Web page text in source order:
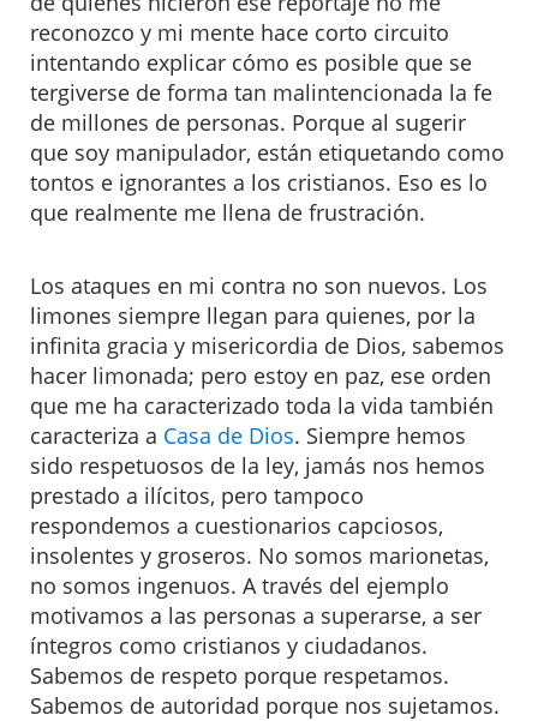
reconozco y mi mente hace corto circuito
intentando explicar cómo es posible que se
tergiverse de forma tan malintencionada la fe
de millones de personas. Porque al sugerir
que soy manipulador, están etiquetando como
tontos e ignorantes a los cristianos. Eso es lo
que realmente me llena de frustración.
Los ataques en mi contra no son nuevos. Los
limones siempre llegan para quienes, por la
infinita gracia y misericordia de Dios, sabemos
hacer limonada; pero estoy en paz, ese orden
que me ha caracterizado toda la vida también
caracteriza a Casa de Dios. Siempre hemos
sido respetuosos de la ley, jamás nos hemos
prestado a ilícitos, pero tampoco
respondemos a cuestionarios capciosos,
insolentes y groseros. No somos marionetas,
no somos ingenuos. A través del ejemplo
motivamos a las personas a superarse, a ser
íntegros como cristianos y ciudadanos.
Sabemos de respeto porque respetamos.
Sabemos de autoridad porque nos sujetamos.